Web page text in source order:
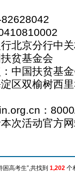
京分行中关
贫基金会
国扶贫基金
双榆树西里
：
活动官方网
困高考生”,共找到 1,202 个